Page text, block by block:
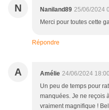
N Naniland89 25/06/2024
Merci pour toutes cette
Répondre
A Amélie 24/06/2024 18:00
Un peu de temps pour
manquées. Je ne reçois
vraiment magnifique !